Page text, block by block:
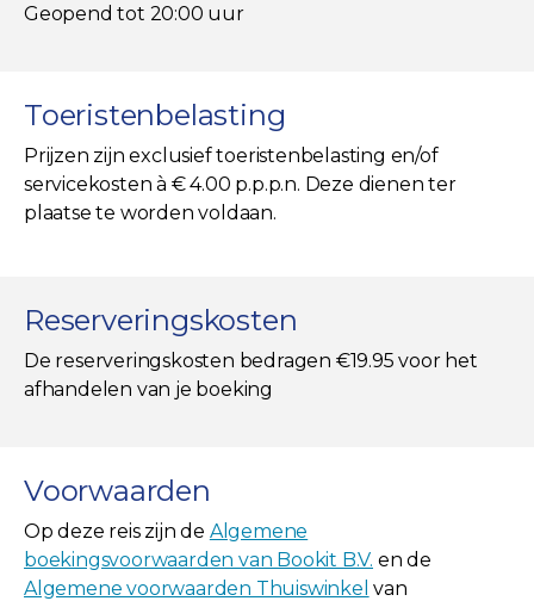
Geopend tot 20:00 uur
Toeristenbelasting
Prijzen zijn exclusief toeristenbelasting en/of
servicekosten à € 4.00 p.p.p.n. Deze dienen ter
plaatse te worden voldaan.
Reserveringskosten
De reserveringskosten bedragen €19.95 voor het
afhandelen van je boeking
Voorwaarden
Op deze reis zijn de Algemene
boekingsvoorwaarden van Bookit B.V. en de
Algemene voorwaarden Thuiswinkel van